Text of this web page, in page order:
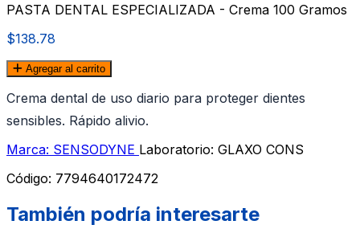
PASTA DENTAL ESPECIALIZADA - Crema 100 Gramos
$138.78
Agregar al carrito
Crema dental de uso diario para proteger dientes
sensibles. Rápido alivio.
Marca: SENSODYNE Laboratorio: GLAXO CONS
Código: 7794640172472
También podría interesarte